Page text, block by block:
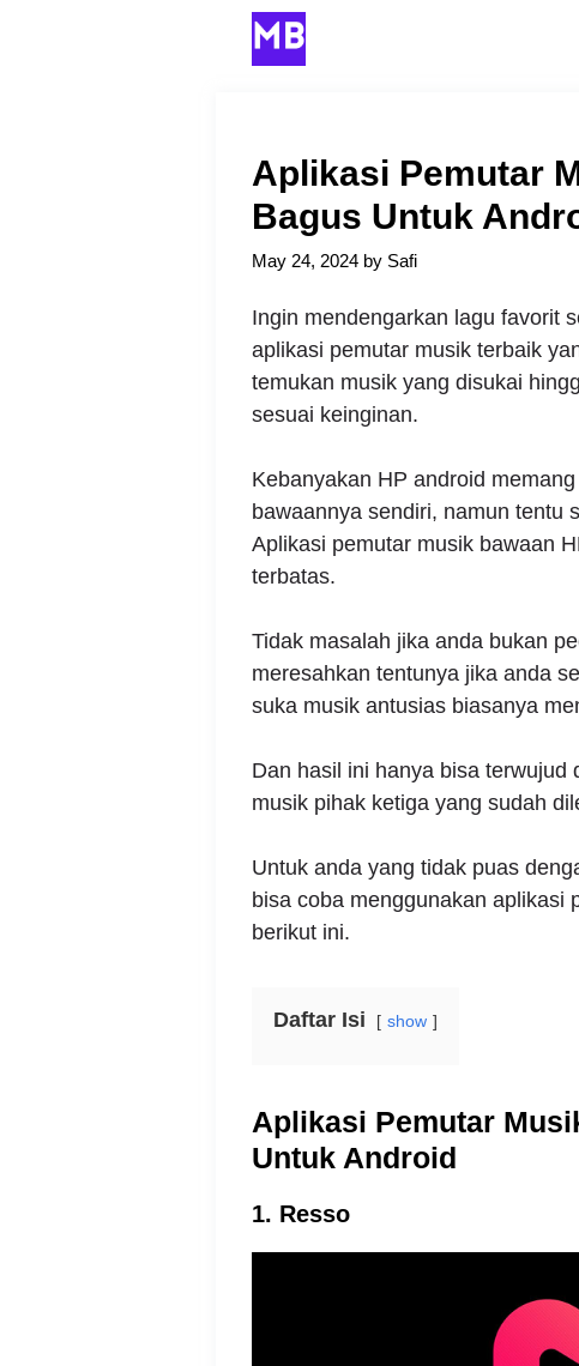
Aplikasi Pemutar
Bagus Untuk
May 24, 2024 by Safi
Ingin mendengarkan lagu favorit
aplikasi pemutar musik terbaik
temukan musik yang disukai
sesuai keinginan.
Kebanyakan HP android
bawaannya sendiri, namun tentu
Aplikasi pemutar musik bawaan
terbatas.
Tidak masalah jika anda bukan
meresahkan tentunya jika anda
suka musik antusias biasanya
Dan hasil ini hanya bisa terwujud
musik pihak ketiga yang sudah
Untuk anda yang tidak puas
bisa coba menggunakan aplikasi
berikut ini.
Daftar Isi show
Aplikasi Pemutar
Untuk Android
1. Resso